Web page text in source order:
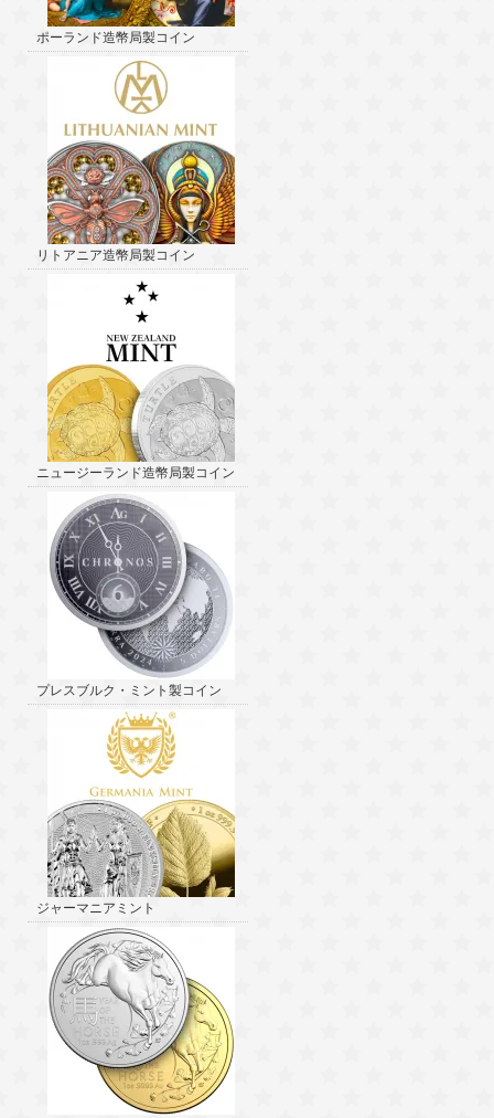
ポーランド造幣局製コイン
リトアニア造幣局製コイン
ニュージーランド造幣局製コイン
プレスブルク・ミント製コイン
ジャーマニアミント